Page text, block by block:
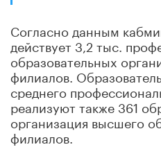
Согласно данным
действует 3,2 тыс.
образовательных
филиалов.
среднего
реализуют также 361
организация высшего
филиалов.